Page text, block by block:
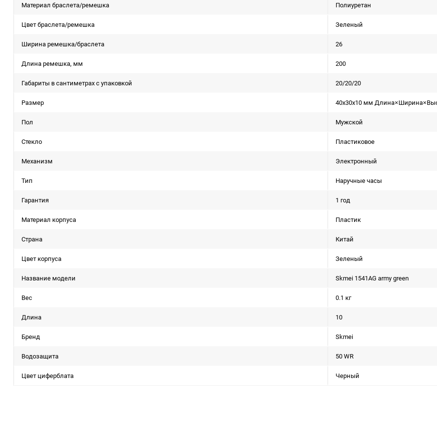
Материал браслета/ремешка Полиуретан
Цвет браслета/ремешка Зеленый
Ширина ремешка/браслета 26
Длина ремешка, мм 200
Габариты в сантиметрах с упаковкой 20/20/20
Размер 40x30x10 мм
Пол Мужской
Стекло Пластиковое
Механизм Электронный
Тип Наручные часы
Гарантия 1 год
Материал корпуса Пластик
Страна Китай
Цвет корпуса Зеленый
Название модели Skmei 1541AG army green
Вес 0.1 кг
Длина 10
Бренд Skmei
Водозащита 50 WR
Цвет циферблата Черный